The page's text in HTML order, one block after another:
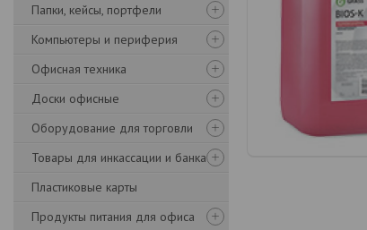
Папки, кейсы, портфели
Компьютеры и периферия
Офисная техника
Доски офисные
Оборудование для торговли
Товары для инкассации и банка
Пластиковые карты
Продукты питания для офиса